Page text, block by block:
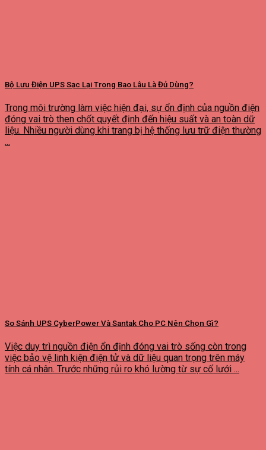
Bộ Lưu Điện UPS Sạc Lại Trong Bao Lâu Là Đủ Dùng?
Trong môi trường làm việc hiện đại, sự ổn định của nguồn điện
đóng vai trò then chốt quyết định đến hiệu suất và an toàn dữ
liệu. Nhiều người dùng khi trang bị hệ thống lưu trữ điện thường
...
So Sánh UPS CyberPower Và Santak Cho PC Nên Chọn Gì?
Việc duy trì nguồn điện ổn định đóng vai trò sống còn trong
việc bảo vệ linh kiện điện tử và dữ liệu quan trọng trên máy
tính cá nhân. Trước những rủi ro khó lường từ sự cố lưới ...